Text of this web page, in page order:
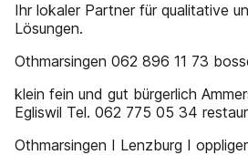
Ihr lokaler Partner für qualitative
Lösungen.
Othmarsingen 062 896 11 73
klein fein und gut bürgerlich
Egliswil Tel. 062 775 05 34
Othmarsingen I Lenzburg I